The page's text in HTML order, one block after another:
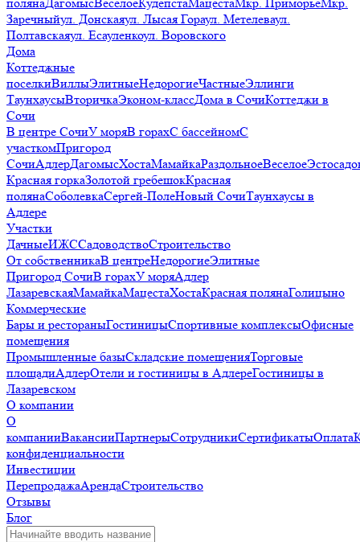
Заречныйул. Донскаяул. Лысая Гораул. Метелеваул.
Полтавскаяул. Есауленкоул. Воровского
Дома
Коттеджные
поселкиВиллыЭлитныеНедорогиеЧастныеЭллинги
ТаунхаусыВторичкаЭконом-классДома в СочиКоттеджи в
Сочи
В центре СочиУ моряВ горахС бассейномС
участкомПригород
СочиАдлерДагомысХостаМамайкаРаздольноеВеселое
Красная горкаЗолотой гребешокКрасная
полянаСоболевкаСергей-ПолеНовый СочиТаунхаусы в
Адлере
Участки
ДачныеИЖССадоводствоСтроительство
От собственникаВ центреНедорогиеЭлитные
Пригород СочиВ горахУ моряАдлер
ЛазаревскаяМамайкаМацестаХостаКрасная полянаГолицыно
Коммерческие
Бары и рестораныГостиницыСпортивные комплексыОфисные
помещения
Промышленные базыСкладские помещенияТорговые
площадиАдлерОтели и гостиницы в АдлереГостиницы в
Лазаревском
О компании
О
компанииВакансииПартнерыСотрудникиСертификатыОплата
конфиденциальности
Инвестиции
ПерепродажаАрендаСтроительство
Отзывы
Блог